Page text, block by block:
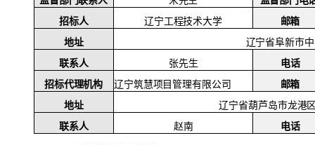
招标人
辽宁工程技术大学 邮箱
地址
辽宁省阜新市
联系人
张先生 电话
招标代理机构 辽宁筑慧项目管理有限公司 邮箱
地址
辽宁省葫芦岛市龙港
联系人
赵南 电话